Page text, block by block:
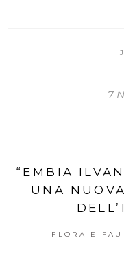
7
“EMBIA
UNA
FLORA E